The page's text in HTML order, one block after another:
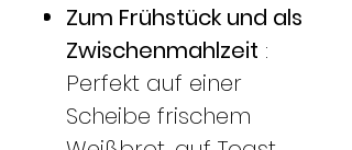
Zum Frühstück und als
Zwischenmahlzeit :
Perfekt auf einer
Scheibe frischem